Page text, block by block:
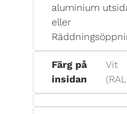
aluminium
eller
Färg på
insidan
Vit